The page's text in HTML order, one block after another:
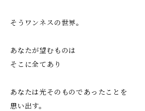
そうワンネスの世界。
あなたが望むものは
そこに全てあり
あなたは光そのものであったことを
思い出す。